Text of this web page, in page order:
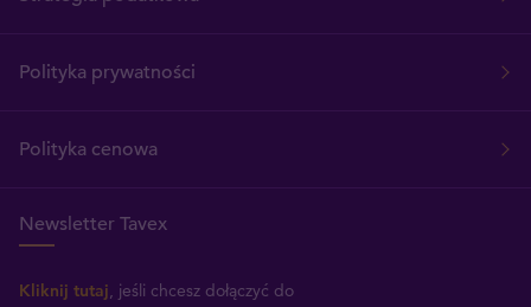
Polityka prywatności
Polityka cenowa
Newsletter Tavex
Kliknij tutaj, jeśli chcesz dołączyć do